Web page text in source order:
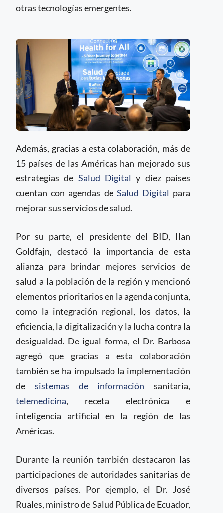
otras tecnologías emergentes.
Además, gracias a esta colaboración, más de
15 países de las Américas han mejorado sus
estrategias de Salud Digital y diez países
cuentan con agendas de Salud Digital para
mejorar sus servicios de salud.
Por su parte, el presidente del BID, Ilan
Goldfajn, destacó la importancia de esta
alianza para brindar mejores servicios de
salud a la población de la región y mencionó
elementos prioritarios en la agenda conjunta,
como la integración regional, los datos, la
eficiencia, la digitalización y la lucha contra la
desigualdad. De igual forma, el Dr. Barbosa
agregó que gracias a esta colaboración
también se ha impulsado la implementación
de sistemas de información sanitaria,
telemedicina, receta electrónica e
inteligencia artificial en la región de las
Américas.
Durante la reunión también destacaron las
participaciones de autoridades sanitarias de
diversos países. Por ejemplo, el Dr. José
Ruales, ministro de Salud Pública de Ecuador,